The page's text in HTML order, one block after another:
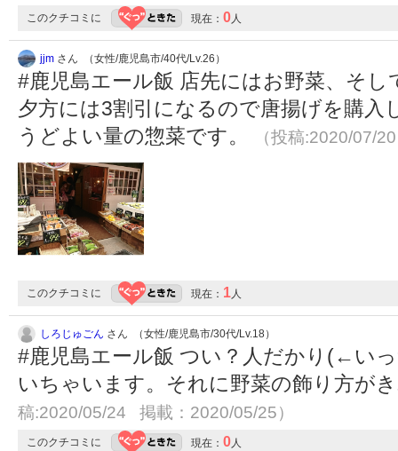
このクチコミに 現在： 0人
jjm さん （女性/鹿児島市/40代/Lv.26）
#鹿児島エール飯 店先にはお野菜、そ
夕方には3割引になるので唐揚げを購入
うどよい量の惣菜です。
（投稿:2020/07/
このクチコミに 現在： 1人
しろじゅごん さん （女性/鹿児島市/30代/Lv.18）
#鹿児島エール飯 つい？人だかり(←い
いちゃいます。それに野菜の飾り方が
稿:2020/05/24 掲載：2020/05/25）
このクチコミに 現在： 0人